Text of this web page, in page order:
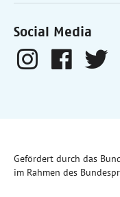
Social Media
Gefördert durch das
im Rahmen des